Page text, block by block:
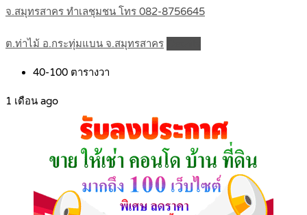
จ.สมุทรสาคร ทำเลชุมชน โทร 082-8756645
ต.ท่าไม้ อ.กระทุ่มแบน จ.สมุทรสาคร
40-100 ตารางวา
1 เดือน ago